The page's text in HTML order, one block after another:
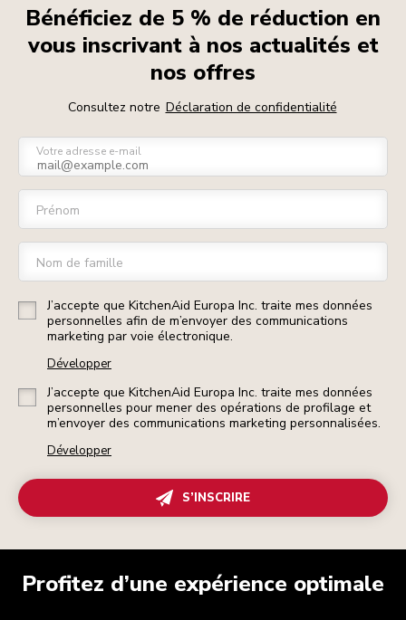
Bénéficiez de 5 % de réduction en
vous inscrivant à nos actualités et
nos offres
Consultez notre Déclaration de confidentialité
Votre adresse e-mail
Prénom
Nom de famille
J’accepte que KitchenAid Europa Inc. traite mes données
personnelles afin de m’envoyer des communications
marketing par voie électronique.
Développer
J’accepte que KitchenAid Europa Inc. traite mes données
personnelles pour mener des opérations de profilage et
m’envoyer des communications marketing personnalisées.
Développer
S’INSCRIRE
Profitez d’une expérience optimale